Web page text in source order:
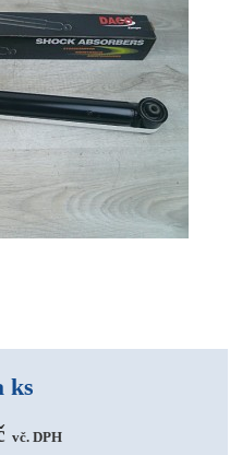
ks
vč. DPH